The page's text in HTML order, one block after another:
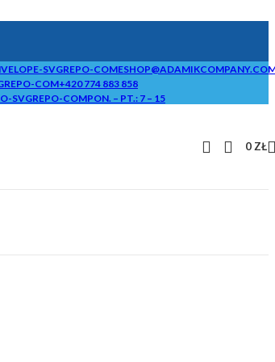
+420 774 883 858
PON. – PT.: 7 – 15
0 ZŁ